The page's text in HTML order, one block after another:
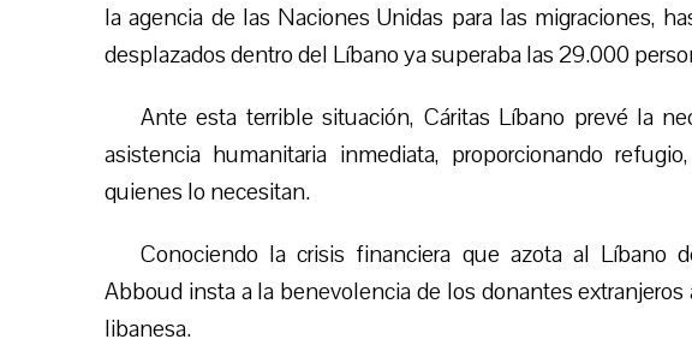
la agencia de las Naciones Unidas para las migraciones,
desplazados dentro del Líbano ya superaba las 29.000
Ante esta terrible situación, Cáritas Líbano prevé la
asistencia humanitaria inmediata, proporcionando
quienes lo necesitan.
Conociendo la crisis financiera que azota al Líbano
Abboud insta a la benevolencia de los donantes
libanesa.